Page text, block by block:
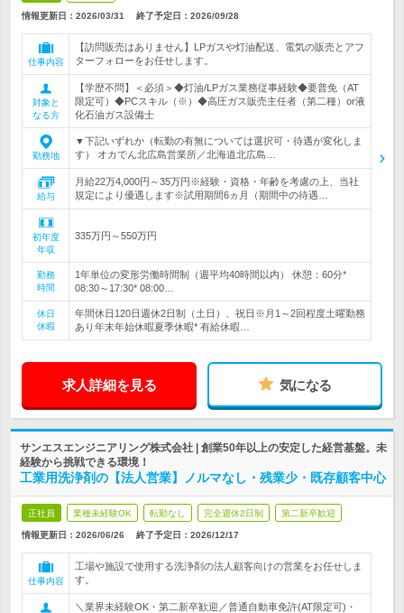
情報更新日：2026/03/31 終了予定日： 2026/09/28
仕事内容
【訪問販売はありません】LPガスや灯油配送、電気の販売とアフ
ターフォローをお任せします。
対象と
なる方
【学歴不問】＜必須＞◆灯油/LPガス業務従事経験◆要普免（AT
限定可）◆PCスキル（※）◆高圧ガス販売主任者（第二種）or液
化石油ガス設備士
勤務地
▼下記いずれか（転勤の有無については選択可・待遇が変化しま
す） オカでん北広島営業所／北海道北広島…
給与
月給22万4,000円～35万円※経験・資格・年齢を考慮の上、当社
規定により優遇します※試用期間6ヵ月（期間中の待遇…
初年度
年収
335万円～550万円
勤務
時間
1年単位の変形労働時間制（週平均40時間以内） 休憩：60分*
08:30～17:30* 08:00…
休日
休暇
年間休日120日週休2日制（土日）、祝日※月1～2回程度土曜勤務
あり年末年始休暇夏季休暇* 有給休暇…
求人詳細を見る 気になる
サンエスエンジニアリング株式会社 | 創業50年以上の安定した経営基盤。未
経験から挑戦できる環境！
工業用洗浄剤の【法人営業】ノルマなし・残業少・既存顧客中心
正社員 業種未経験OK 転勤なし 完全週休2日制 第二新卒歓迎
情報更新日：2026/06/26 終了予定日： 2026/12/17
仕事内容
工場や施設で使用する洗浄剤の法人顧客向けの営業をお任せしま
す。
＼業界未経験OK・第二新卒歓迎／普通自動車免許(AT限定可)・